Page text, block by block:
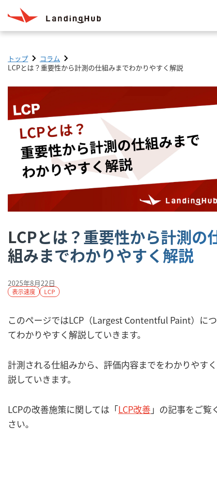
トップ
コラム
LCPとは？重要性から計測の仕組みまでわかりやすく解説
LCPとは？重要性から計測の
組みまでわかりやすく解説
2025年8月22日
表示速度 LCP
このページではLCP（Largest Contentful Paint）に
てわかりやすく解説していきます。
計測される仕組みから、評価内容までをわかりやす
説していきます。
LCPの改善施策に関しては「LCP改善 」の記事をご覧
さい。